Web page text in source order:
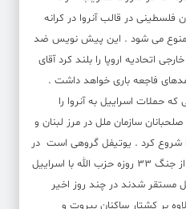
در قالب آنروا در کرانه
می شود . این پیش نویس ضد
اتحادیه اروپا را بلند کرد آقای
فاجعه باری خواهد داشت .
حملات اسراییل به آنروا را
سازمان ملل در مرز لبنان و
شروع کرد . یوتیفل گروهی است در
حدود ده تا پانزده هزار نفر که بعد از جنگ ۳۳ روزه حزب الله با اسراییل
اسرائیل مستقر شدند در چند روز اخیر
بر کشتار ساکنان بیروت و